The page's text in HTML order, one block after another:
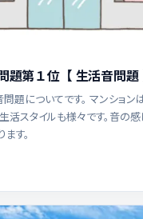
題第１位【 生活音問題
題についてです。 マンション
活スタイルも様々です。音の
す。